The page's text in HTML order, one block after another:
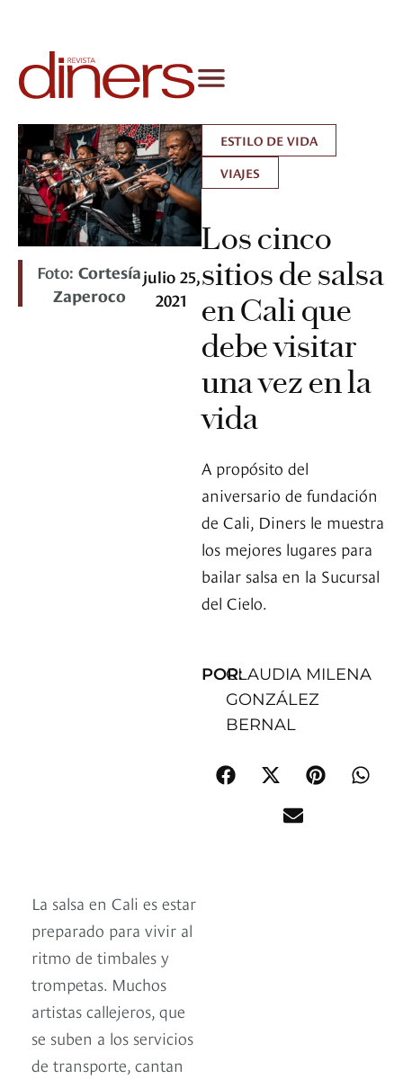
Foto:Cortesía
Zaperoco
julio 25,
2021
ESTILO DE VIDA
VIAJES
Los cinco
sitios de salsa
en Cali que
debe visitar
una vez en la
vida
A propósito del
aniversario de fundación
de Cali, Diners le muestra
los mejores lugares para
bailar salsa en la Sucursal
del Cielo.
POR:CLAUDIA MILENA
GONZÁLEZ
BERNAL
La salsa en Cali es estar
preparado para vivir al
ritmo de timbales y
trompetas. Muchos
artistas callejeros, que
se suben a los servicios
de transporte, cantan